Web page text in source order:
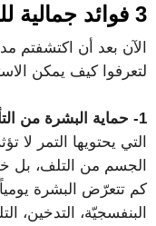
3 فوائد جمالية للتمر
الآن بعد أن اكتشفتم
لتعرفوا كيف يمكن
1- حماية البشرة من
التي يحتويها التمر
الجسم من التلف، بل
كم تتعرّض البشرة
البنفسجيّة، التدخين،